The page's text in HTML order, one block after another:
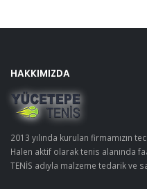
HAKKIMIZDA
2013 yılında kurulan firmamızın
Halen aktif olarak tenis alanında
TENİS adıyla malzeme tedarik ve